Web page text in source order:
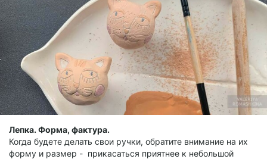
Лепка. Форма, фактура.
Когда будете делать свои ручки, обратите внимание на их
форму и размер - прикасаться приятнее к небольшой